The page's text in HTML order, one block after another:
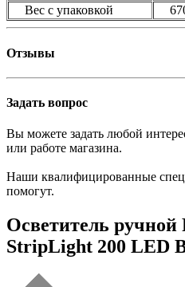
Вес с упаковкой
Отзывы
Задать вопрос
Вы можете задать любой
или работе магазина.
Наши квалифицированные
помогут.
Осветитель ручной
StripLight 200 LED